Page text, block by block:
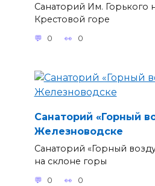
Санаторий Им. Горького
Крестовой горе
0 0
Санаторий «Горный
Железноводске
Санаторий «Горный
на склоне горы
0 0